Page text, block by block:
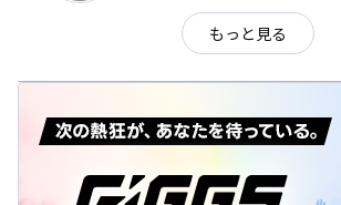
もっと見る